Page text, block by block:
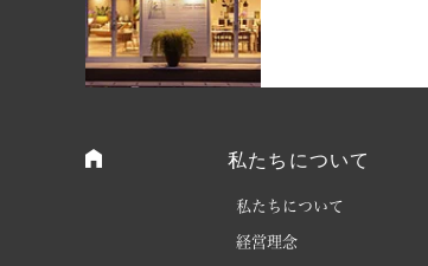
私たちについて
私たちについて
経営理念